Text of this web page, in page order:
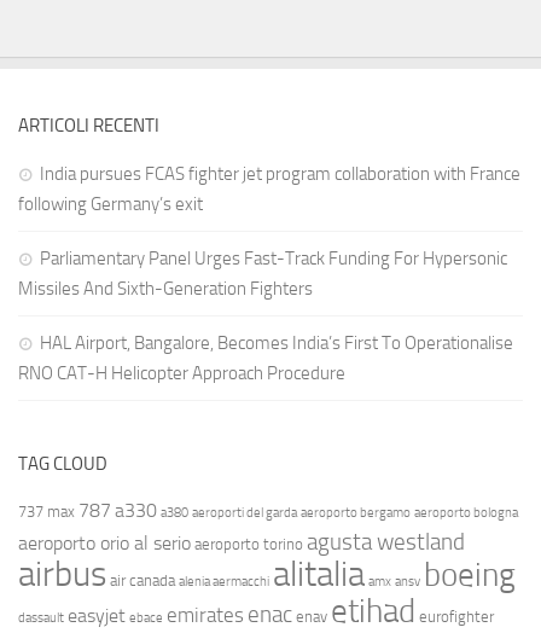
ARTICOLI RECENTI
India pursues FCAS fighter jet program collaboration with France
following Germany’s exit
Parliamentary Panel Urges Fast-Track Funding For Hypersonic
Missiles And Sixth-Generation Fighters
HAL Airport, Bangalore, Becomes India’s First To Operationalise
RNO CAT-H Helicopter Approach Procedure
TAG CLOUD
737 max 787 a330 a380 aeroporti del garda aeroporto bergamo aeroporto bologna
aeroporto orio al serio aeroporto torino agusta westland
airbus air canada alenia aermacchi alitalia amx ansv boeing
dassault easyjet ebace emirates enac enav etihad eurofighter